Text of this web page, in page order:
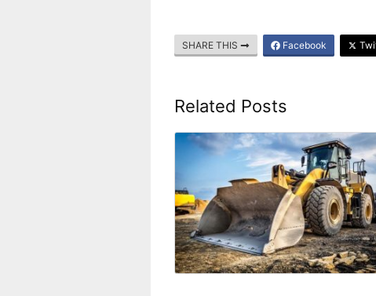
SHARE THIS Facebook
Related Posts